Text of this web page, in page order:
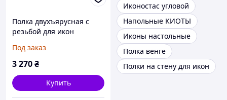
Полка двухъярусная с
резьбой для икон
Под заказ
3 270₴
Купить
Иконостас угловой
Напольные КИОТЫ
Иконы настольные
Полка венге
Полки на стену для икон